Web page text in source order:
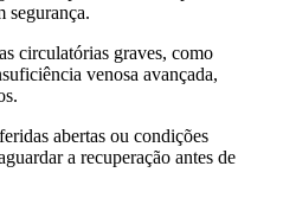
segurança.
circulatórias graves, como
venosa avançada,
abertas ou condições
a recuperação antes de